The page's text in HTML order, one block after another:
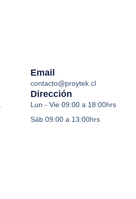
Email
contacto@proytek.cl
Dirección
Lun - Vie 09:00 a 18:00hrs
Sáb 09:00 a 13:00hrs